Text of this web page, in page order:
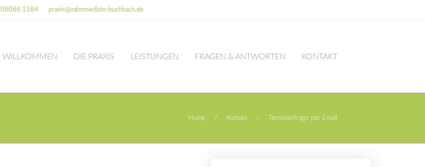
08086 1584 praxis@zahnmedizin-buchbach.de
WILLKOMMEN DIE PRAXIS LEISTUNGEN FRAGEN & ANTWORTEN KONTAKT
Home / Kontakt / Terminanfrage per Email